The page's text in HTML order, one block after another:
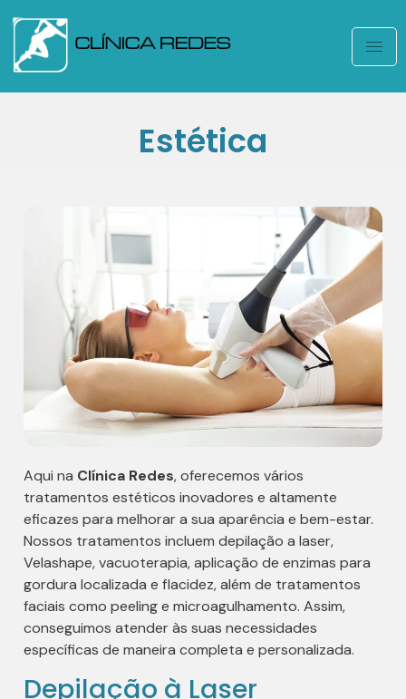
Estética
Aqui na Clínica Redes, oferecemos vários
tratamentos estéticos inovadores e altamente
eficazes para melhorar a sua aparência e bem-estar.
Nossos tratamentos incluem depilação a laser,
Velashape, vacuoterapia, aplicação de enzimas para
gordura localizada e flacidez, além de tratamentos
faciais como peeling e microagulhamento. Assim,
conseguimos atender às suas necessidades
específicas de maneira completa e personalizada.
Depilação à Laser